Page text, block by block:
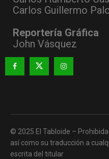
Carlos Guillermo
Reportería Gráfica
John Vásquez
© 2025 El Tabloide –
así como su traducción a
escrita del titular